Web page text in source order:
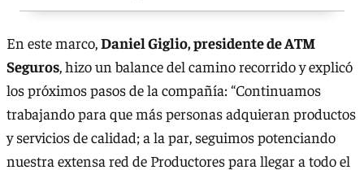
En este marco,Daniel Giglio, presidente de ATM
Seguros, hizo un balance del camino recorrido y explicó
los próximos pasos de la compañía: “Continuamos
trabajando para que más personas adquieran productos
y servicios de calidad; a la par, seguimos potenciando
nuestra extensa red de Productores para llegar a todo el